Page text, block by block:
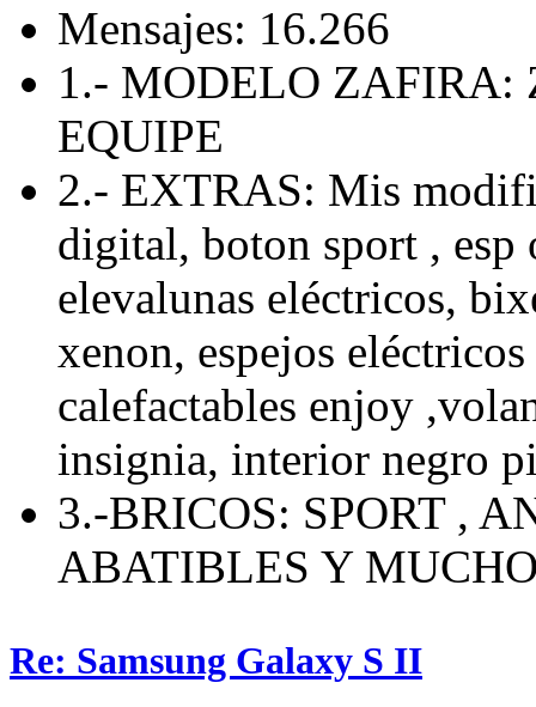
Mensajes: 16.266
1.- MODELO ZAFIRA:
EQUIPE
2.- EXTRAS: Mis
digital, boton sport , esp
elevalunas eléctricos,
xenon, espejos
calefactables enjoy
insignia, interior negro
3.-BRICOS: SPORT ,
ABATIBLES Y
Re: Samsung Galaxy S II